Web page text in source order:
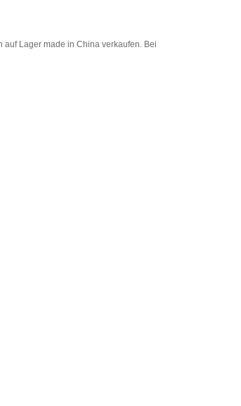
Lager made in China verkaufen. Bei